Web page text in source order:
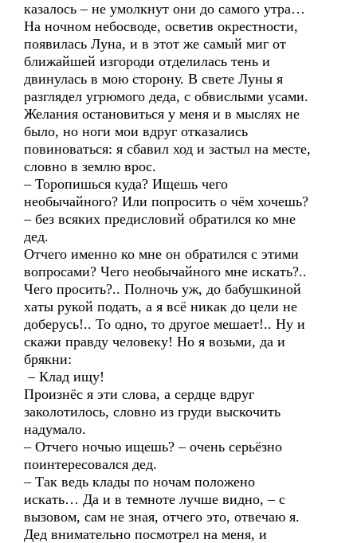
казалось – не умолкнут они до самого утра…
На ночном небосводе, осветив окрестности,
появилась Луна, и в этот же самый миг от
ближайшей изгороди отделилась тень и
двинулась в мою сторону. В свете Луны я
разглядел угрюмого деда, с обвислыми усами.
Желания остановиться у меня и в мыслях не
было, но ноги мои вдруг отказались
повиноваться: я сбавил ход и застыл на месте,
словно в землю врос.
– Торопишься куда? Ищешь чего
необычайного? Или попросить о чём хочешь?
– без всяких предисловий обратился ко мне
дед.
Отчего именно ко мне он обратился с этими
вопросами? Чего необычайного мне искать?..
Чего просить?.. Полночь уж, до бабушкиной
хаты рукой подать, а я всё никак до цели не
доберусь!.. То одно, то другое мешает!.. Ну и
скажи правду человеку! Но я возьми, да и
брякни:
– Клад ищу!
Произнёс я эти слова, а сердце вдруг
заколотилось, словно из груди выскочить
надумало.
– Отчего ночью ищешь? – очень серьёзно
поинтересовался дед.
– Так ведь клады по ночам положено
искать… Да и в темноте лучше видно, – с
вызовом, сам не зная, отчего это, отвечаю я.
Дед внимательно посмотрел на меня, и